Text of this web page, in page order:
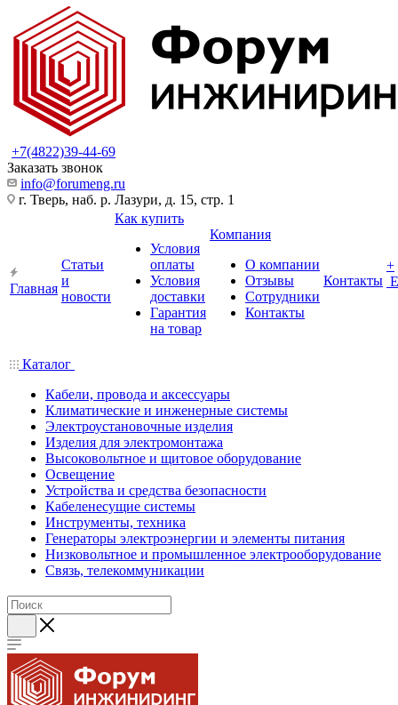
+7(4822)39-44-69
Заказать звонок
info@forumeng.ru
г. Тверь, наб. р. Лазури, д. 15, стр. 1
Главная
Статьи
и
новости
Как купить
Условия
оплаты
Условия
доставки
Гарантия
на товар
Компания
О компании
Отзывы
Сотрудники
Контакты
Контакты
+
Каталог
Кабели, провода и аксессуары
Климатические и инженерные системы
Электроустановочные изделия
Изделия для электромонтажа
Высоковольтное и щитовое оборудование
Освещение
Устройства и средства безопасности
Кабеленесущие системы
Инструменты, техника
Генераторы электроэнергии и элементы питания
Низковольтное и промышленное электрооборудование
Связь, телекоммуникации